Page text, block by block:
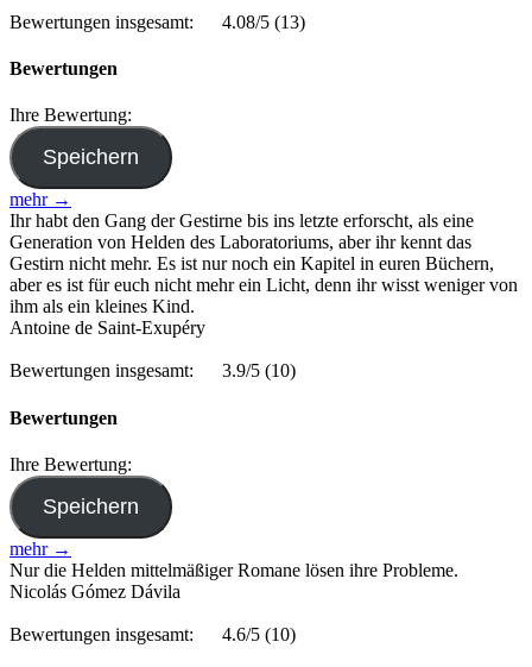
Bewertungen insgesamt: 4.08/5 (13)
Bewertungen
Ihre Bewertung:
mehr →
Ihr habt den Gang der Gestirne bis ins letzte erforscht, als eine
Generation von Helden des Laboratoriums, aber ihr kennt das
Gestirn nicht mehr. Es ist nur noch ein Kapitel in euren Büchern,
aber es ist für euch nicht mehr ein Licht, denn ihr wisst weniger von
ihm als ein kleines Kind.
Antoine de Saint-Exupéry
Bewertungen insgesamt: 3.9/5 (10)
Bewertungen
Ihre Bewertung:
mehr →
Nur die Helden mittelmäßiger Romane lösen ihre Probleme.
Nicolás Gómez Dávila
Bewertungen insgesamt: 4.6/5 (10)